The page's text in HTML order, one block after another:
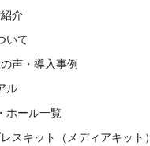
介
いて
声・導入事例
ル
ホール一覧
スキット（メディアキット）